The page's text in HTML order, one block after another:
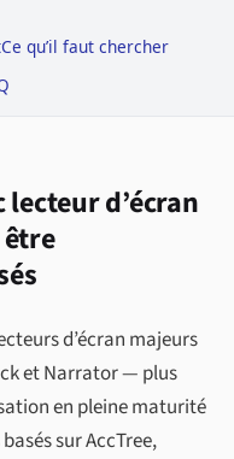
Ce qu’il faut chercher
d’écran
d’écran majeurs
et Narrator — plus
en pleine maturité
sur AccTree,